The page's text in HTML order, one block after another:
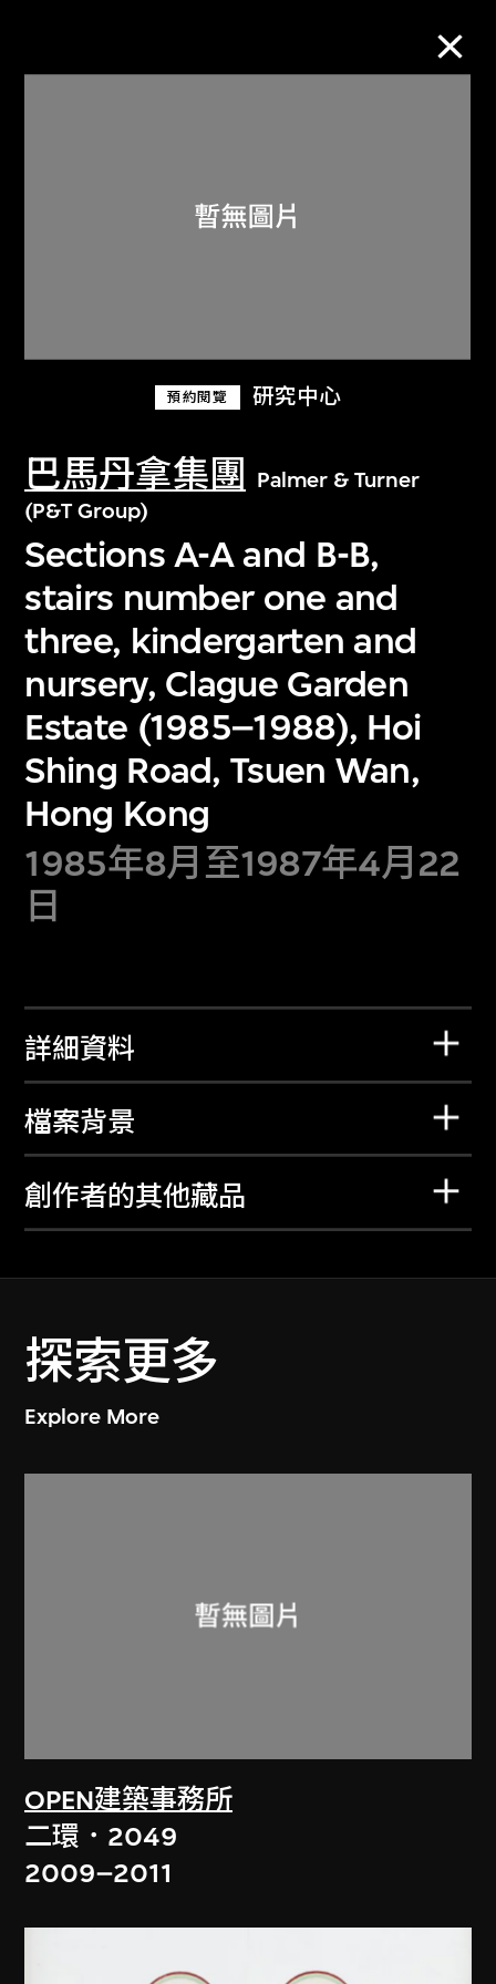
預約閱覽 研究中心
巴馬丹拿集團
Palmer & Turner
(P&T Group)
Sections A-A and B-B,
stairs number one and
three, kindergarten and
nursery, Clague Garden
Estate (1985–1988), Hoi
Shing Road, Tsuen Wan,
Hong Kong
1985年8月至1987年4月22
日
詳細資料
檔案背景
創作者的其他藏品
探索更多
Explore More
OPEN建築事務所
二環．2049
2009–2011
關於M+藏品
探索世界頂級的二十及二十一世紀視覺
文化藏品。